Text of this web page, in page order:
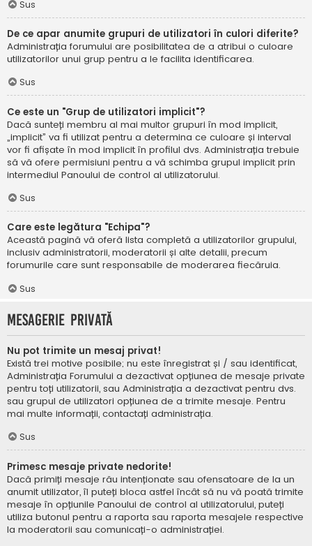
Sus
De ce apar anumite grupuri de utilizatori în culori diferite?
Administrația forumului are posibilitatea de a atribui o culoare
utilizatorilor unui grup pentru a le facilita identificarea.
Sus
Ce este un "Grup de utilizatori implicit"?
Dacă sunteți membru al mai multor grupuri în mod implicit,
„implicit” va fi utilizat pentru a determina ce culoare și interval
vor fi afișate în mod implicit în profilul dvs. Administrația trebuie
să vă ofere permisiuni pentru a vă schimba grupul implicit prin
intermediul Panoului de control al utilizatorului.
Sus
Care este legătura "Echipa"?
Această pagină vă oferă lista completă a utilizatorilor grupului,
inclusiv administratorii, moderatorii și alte detalii, precum
forumurile care sunt responsabile de moderarea fiecăruia.
Sus
Mesagerie privată
Nu pot trimite un mesaj privat!
Există trei motive posibile; nu este înregistrat și / sau identificat,
Administrația Forumului a dezactivat opțiunea de mesaje private
pentru toți utilizatorii, sau Administrația a dezactivat pentru dvs.
sau grupul de utilizatori opțiunea de a trimite mesaje. Pentru
mai multe informații, contactați administrația.
Sus
Primesc mesaje private nedorite!
Dacă primiți mesaje rău intenționate sau ofensatoare de la un
anumit utilizator, îl puteți bloca astfel încât să nu vă poată trimite
mesaje în opțiunile Panoului de control al utilizatorului, puteți
utiliza butonul pentru a raporta sau raporta mesajele respective
la moderatorii sau comunicați-o administrației.